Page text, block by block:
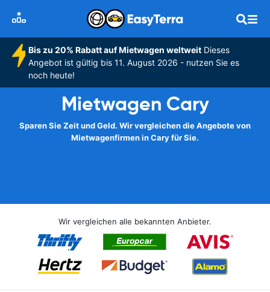
Bis zu 20% Rabatt auf Mietwagen weltweitDieses
Angebot ist gültig bis 11. August 2026 - nutzen Sie es
noch heute!
Mietwagen Cary
Sparen Sie Zeit und Geld. Wir vergleichen die Angebote von
Mietwagenfirmen in Cary für Sie.
Wir vergleichen alle bekannten Anbieter.